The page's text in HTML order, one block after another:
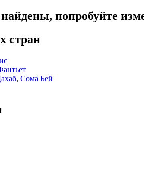
попробуйте
стран
, Сома Бей